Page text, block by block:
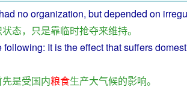
had noorganization, butdepended on
状态， 只是靠临时抢夺来维持。
following: It istheeffectthatsuffers
先是受国内粮食生产大气候的影响。